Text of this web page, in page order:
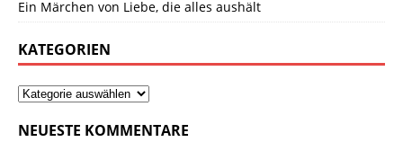
Ein Märchen von Liebe, die alles aushält
KATEGORIEN
NEUESTE KOMMENTARE